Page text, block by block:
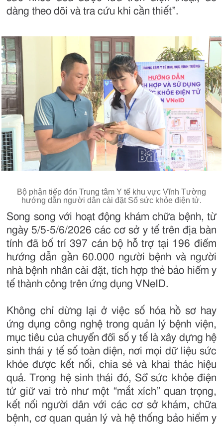
dàng theo dõi và tra cứu khi cần thiết”.
Bộ phận tiếp đón Trung tâm Y tế khu vực Vĩnh Tường
hướng dẫn người dân cài đặt Sổ sức khỏe điện tử.
Song song với hoạt động khám chữa bệnh, từ
ngày 5/5-5/6/2026 các cơ sở y tế trên địa bàn
tỉnh đã bố trí 397 cán bộ hỗ trợ tại 196 điểm
hướng dẫn gần 60.000 người bệnh và người
nhà bệnh nhân cài đặt, tích hợp thẻ bảo hiểm y
tế thành công trên ứng dụng VNeID.
Không chỉ dừng lại ở việc số hóa hồ sơ hay
ứng dụng công nghệ trong quản lý bệnh viện,
mục tiêu của chuyển đổi số y tế là xây dựng hệ
sinh thái y tế số toàn diện, nơi mọi dữ liệu sức
khỏe được kết nối, chia sẻ và khai thác hiệu
quả. Trong hệ sinh thái đó, Sổ sức khỏe điện
tử giữ vai trò như một “mắt xích” quan trọng,
kết nối người dân với các cơ sở khám, chữa
bệnh, cơ quan quản lý và hệ thống bảo hiểm y